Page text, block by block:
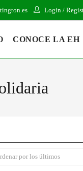
Login /
CONOCE LA EH
por los últimos